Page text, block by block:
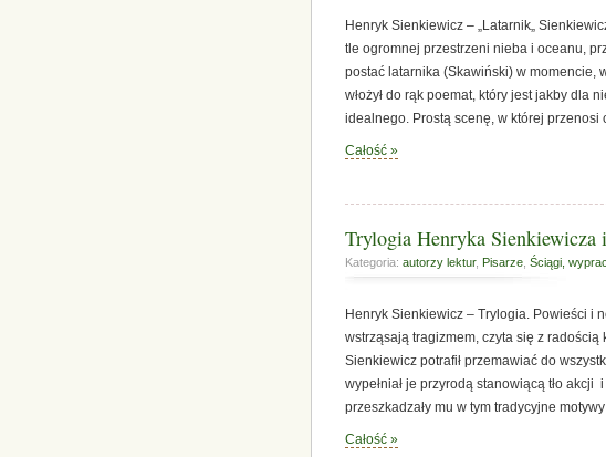
Henryk Sienkiewicz – „Latarnik„
tle ogromnej przestrzeni nieba i oceanu,
postać latarnika (Skawiński) w momencie,
włożył do rąk poemat, który jest jakby dla
idealnego. Prostą scenę, w której
Całość »
Trylogia Henryka Sienkiewicza
Kategoria: autorzy lektur, Pisarze Ściągi,
Henryk Sienkiewicz – Trylogia. Powieści i
wstrząsają tragizmem, czyta się z
Sienkiewicz potrafił przemawiać do
wypełniał je przyrodą stanowiącą tło
przeszkadzały mu w tym tradycyjne
Całość »